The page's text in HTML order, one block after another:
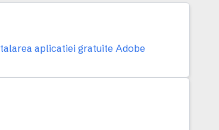
aplicatiei gratuite Adobe